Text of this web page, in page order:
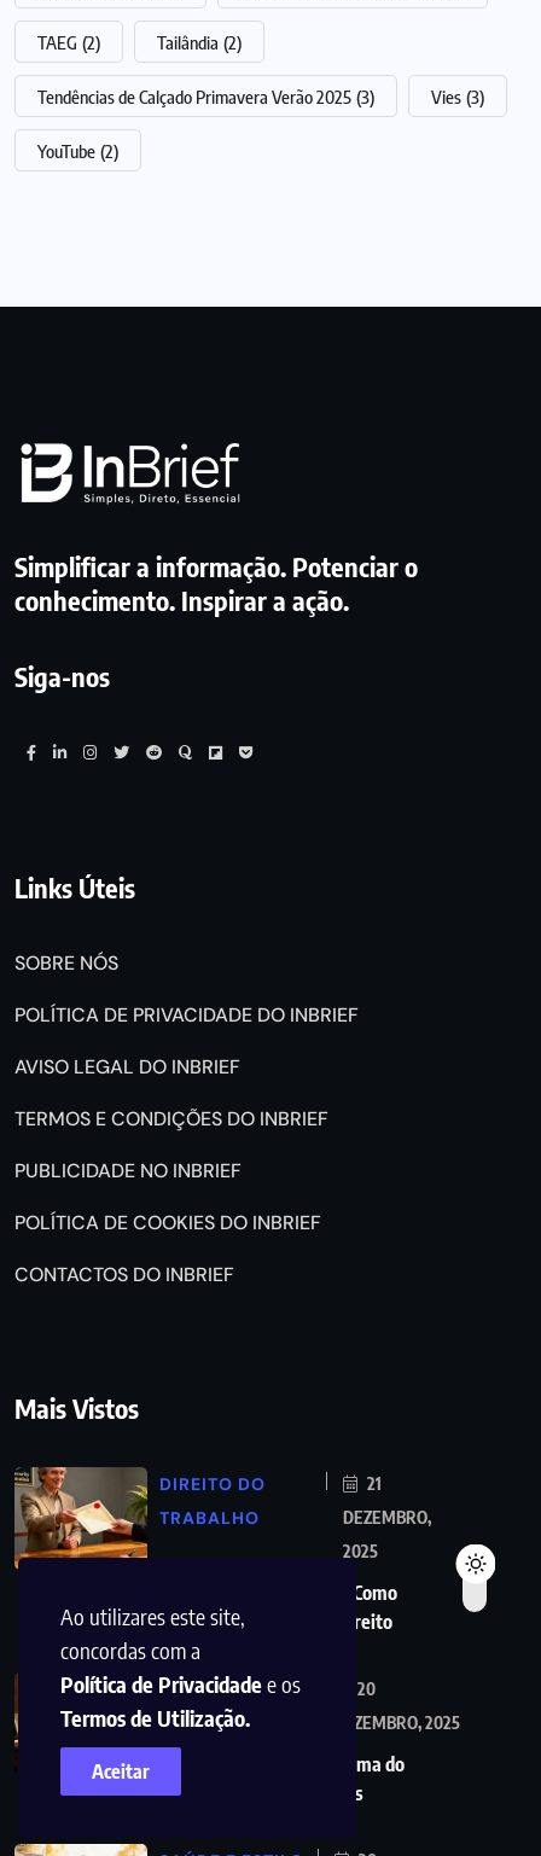
Ao utilizares este site,
concordas com a
Política de Privacidadee os
Termos de Utilização.
Aceitar
TAEG (2) Tailândia (2)
Tendências de Calçado Primavera Verão 2025 (3) Vies (3)
YouTube (2)
Simplificar a informação. Potenciar o
conhecimento. Inspirar a ação.
Siga-nos
Links Úteis
SOBRE NÓS
POLÍTICA DE PRIVACIDADE DO INBRIEF
AVISO LEGAL DO INBRIEF
TERMOS E CONDIÇÕES DO INBRIEF
PUBLICIDADE NO INBRIEF
POLÍTICA DE COOKIES DO INBRIEF
CONTACTOS DO INBRIEF
Mais Vistos
DIREITO DO
TRABALHO
21
DEZEMBRO,
2025
Diuturnidades: O Que É, Como
Funciona e Quem Tem Direito
SEGURANÇA
SOCIAL
20
DEZEMBRO, 2025
Viúva tem direito a reforma do
marido? Descubra os seus